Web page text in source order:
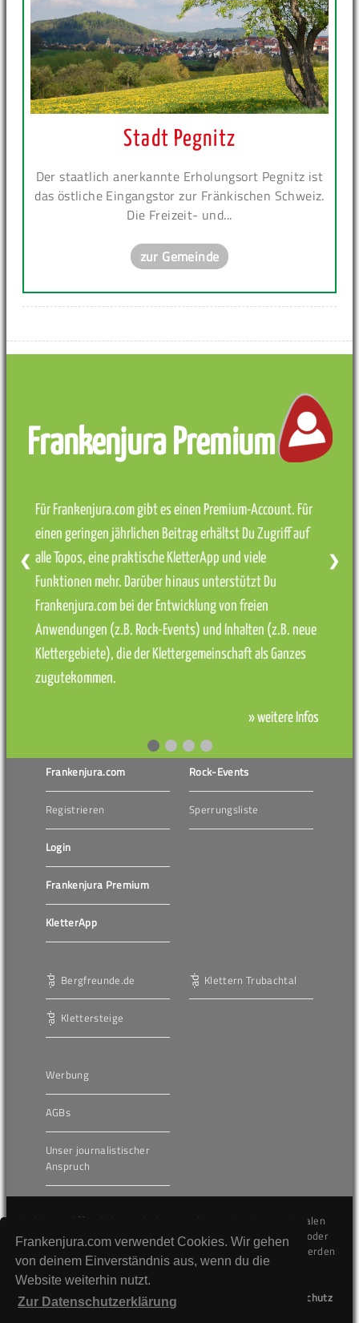
Frankenjura.com verwendet Cookies. Wir gehen
von deinem Einverständnis aus, wenn du die
Website weiterhin nutzt.
Zur Datenschutzerklärung
Stadt Pegnitz
Der staatlich anerkannte Erholungsort Pegnitz ist
das östliche Eingangstor zur Fränkischen Schweiz.
Die Freizeit- und...
zur Gemeinde
Frankenjura Premium
Für Frankenjura.com gibt es einen Premium-Account. Für
einen geringen jährlichen Beitrag erhältst Du Zugriff auf
alle Topos, eine praktische KletterApp und viele
Funktionen mehr. Darüber hinaus unterstützt Du
Frankenjura.com bei der Entwicklung von freien
Anwendungen (z.B. Rock-Events) und Inhalten (z.B. neue
Klettergebiete), die der Klettergemeinschaft als Ganzes
zugutekommen.
» weitere Infos
❮ ❯
Frankenjura.com
Registrieren
Login
Frankenjura Premium
KletterApp
Rock-Events
Sperrungsliste
Bergfreunde.de
Klettersteige
Klettern Trubachtal
Werbung
AGBs
Unser journalistischer
Anspruch
Die hier veröffentlichten Inhalte unterliegen dem internationalen
Urheberrecht (Copyright) und dürfen nicht kopiert, verändert oder
unverändert wiederveröffentlicht werden. Gegen Verstöße werden
wir auf juristischem Wege vorgehen.
Kontakt
Datenschutz